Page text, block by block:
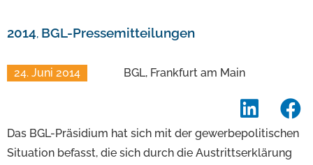
2014, BGL-Pressemitteilungen
24. Juni 2014 BGL, Frankfurt am Main
Das BGL-Präsidium hat sich mit der gewerbepolitischen
Situation befasst, die sich durch die Austrittserklärung